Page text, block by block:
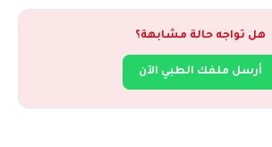
هل تواجه حالة مشابهة؟
أرسل ملفك الطبي الآن